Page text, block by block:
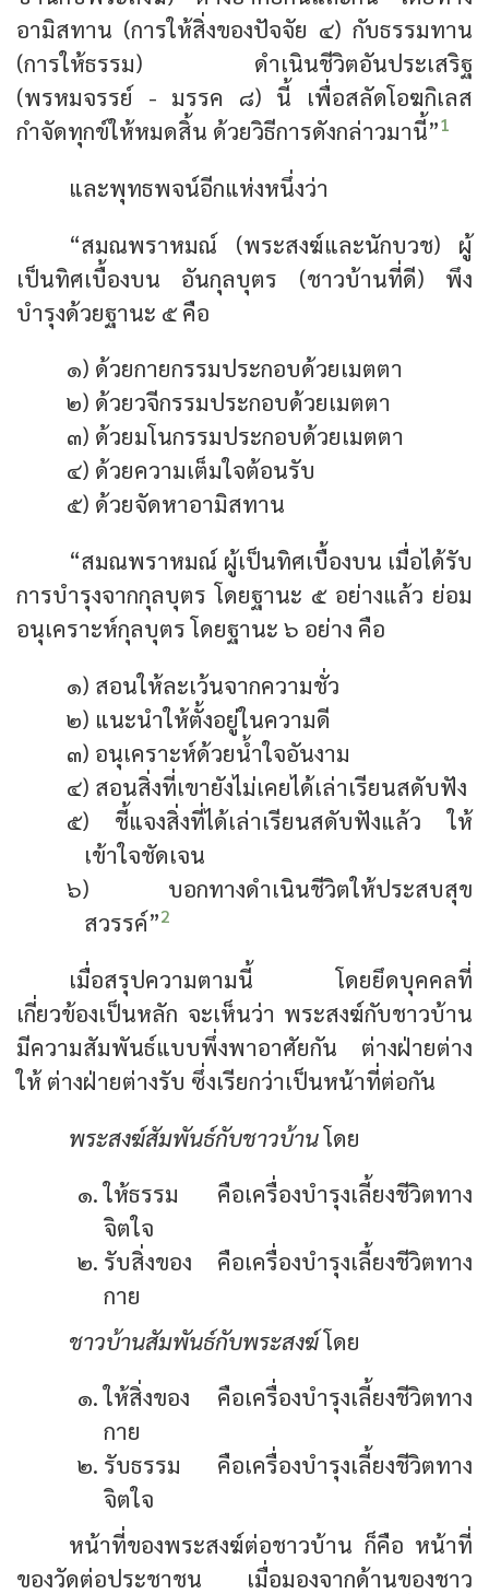
อามิสทาน (การให้สิ่งของปัจจัย ๔) กับธรรมทาน
(การให้ธรรม) ดำเนินชีวิตอันประเสริฐ
(พรหมจรรย์ - มรรค ๘) นี้ เพื่อสลัดโอฆกิเลส
กำจัดทุกข์ให้หมดสิ้น ด้วยวิธีการดังกล่าวมานี้”1
และพุทธพจน์อีกแห่งหนึ่งว่า
“สมณพราหมณ์ (พระสงฆ์และนักบวช) ผู้
เป็นทิศเบื้องบน อันกุลบุตร (ชาวบ้านที่ดี) พึง
บำรุงด้วยฐานะ ๕ คือ
๑) ด้วยกายกรรมประกอบด้วยเมตตา
๒) ด้วยวจีกรรมประกอบด้วยเมตตา
๓) ด้วยมโนกรรมประกอบด้วยเมตตา
๔) ด้วยความเต็มใจต้อนรับ
๕) ด้วยจัดหาอามิสทาน
“สมณพราหมณ์ ผู้เป็นทิศเบื้องบน เมื่อได้รับ
การบำรุงจากกุลบุตร โดยฐานะ ๕ อย่างแล้ว ย่อม
อนุเคราะห์กุลบุตร โดยฐานะ ๖ อย่าง คือ
๑) สอนให้ละเว้นจากความชั่ว
๒) แนะนำให้ตั้งอยู่ในความดี
๓) อนุเคราะห์ด้วยน้ำใจอันงาม
๔) สอนสิ่งที่เขายังไม่เคยได้เล่าเรียนสดับฟัง
๕) ชี้แจงสิ่งที่ได้เล่าเรียนสดับฟังแล้ว ให้
เข้าใจชัดเจน
๖) บอกทางดำเนินชีวิตให้ประสบสุข
สวรรค์”2
เมื่อสรุปความตามนี้ โดยยึดบุคคลที่
เกี่ยวข้องเป็นหลัก จะเห็นว่า พระสงฆ์กับชาวบ้าน
มีความสัมพันธ์แบบพึ่งพาอาศัยกัน ต่างฝ่ายต่าง
ให้ ต่างฝ่ายต่างรับ ซึ่งเรียกว่าเป็นหน้าที่ต่อกัน
พระสงฆ์สัมพันธ์กับชาวบ้านโดย
ให้ธรรม คือเครื่องบำรุงเลี้ยงชีวิตทาง
จิตใจ
รับสิ่งของ คือเครื่องบำรุงเลี้ยงชีวิตทาง
กาย
ชาวบ้านสัมพันธ์กับพระสงฆ์โดย
ให้สิ่งของ คือเครื่องบำรุงเลี้ยงชีวิตทาง
กาย
รับธรรม คือเครื่องบำรุงเลี้ยงชีวิตทาง
จิตใจ
หน้าที่ของพระสงฆ์ต่อชาวบ้าน ก็คือ หน้าที่
ของวัดต่อประชาชน เมื่อมองจากด้านของชาว